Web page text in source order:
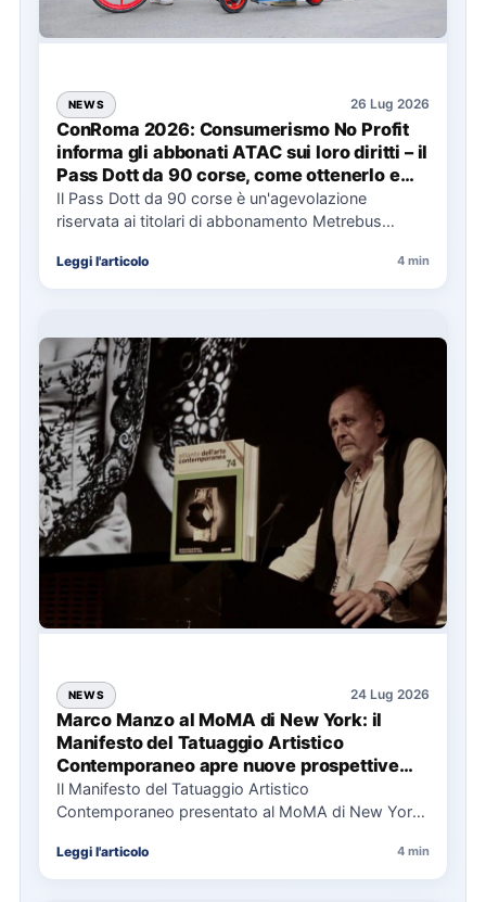
NEWS 26 Lug 2026
ConRoma 2026: Consumerismo No Profit
informa gli abbonati ATAC sui loro diritti – il
Pass Dott da 90 corse, come ottenerlo e
cosa spetta in caso di disservizi
Il Pass Dott da 90 corse è un'agevolazione
riservata ai titolari di abbonamento Metrebus
Leggi l'articolo 4 min
NEWS 24 Lug 2026
Marco Manzo al MoMA di New York: il
Manifesto del Tatuaggio Artistico
Contemporaneo apre nuove prospettive
per il collezionismo
Il Manifesto del Tatuaggio Artistico
Contemporaneo presentato al MoMA di New York
Leggi l'articolo 4 min